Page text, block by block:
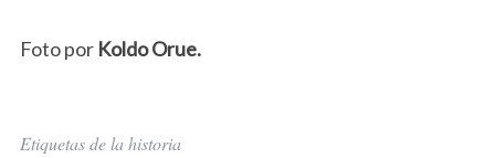
Foto por Koldo Orue.
Etiquetas de la historia